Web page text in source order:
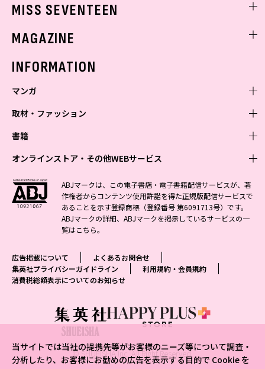
当サイトでは当社の提携先等がお客様のニーズ等について調査・
分析したり、お客様にお勧めの広告を表示する目的で Cookie を
MISS SEVENTEEN
MAGAZINE
INFORMATION
マンガ
少年マンガ
Vジャンプ
最強ジャンプ
少年ジャンプ+
ジャンプTOON
ジャンプルーキー！
S-MANGA
集英社コミック文庫
青年マンガ
ZEBRACK
S-MANGA
集英社ジャンプリミックス
週刊ヤングジャンプ
ヤングジャンプ定期購読デジタル
となりのヤングジャンプ
グランドジャンプ
ウルトラジャンプ
少女マンガ
ZEBRACK
S-MANGA
集英社コミック文庫
マーガレット
別冊マーガレット
リマコミ
マンガMeets
女性マンガ
ジャンプTOON
集英社コミック文庫
マンガMee公式サイト
リマコミ
office YOU
取材・ファッション
ファッション・美容
BAILA
MAQUIA
eclat
T JAPAN
MEN'S NON-NO
集英社オンライン
芸能・情報・スポーツ
週プレNEWS
週プレ グラジャパ!
書籍
文芸・文庫・総合
小説すばる
集英社 文芸ステーション
web 集英社文庫
アジア人物史
学芸・ノンフィクション・新書
1日5分で、明日は変わる よみタイ yomitai
集英社学芸部 - 学芸・ノンフィクション
集英社ビジネス書
集英社新書プラス - 知の水先案内人
kotoba
情報・知識＆オピニオン imidas
ライトノベル・ノベライズ
集英社オレンジ文庫
JUMP j-BOOKS
ダッシュエックス文庫公式サイト
集英社Webマガジン コバルト
集英社の児童図書 S-KIDS.LAND
オンラインストア・その他WEBサービス
オンラインストア
OTO
SHUEISHA MANGA-ART HERITAGE
ジャンプキャラクターズストア
HAPPY PLUS STORE
SHUEISHA VOX
LEEマルシェ
eclat premium
mirabella homme
その他WEBサービス
集英社アドナビ
集英社エディターズ・ラボ
ABJマークは、この電子書店・電子書籍配信サービスが、著
作権者からコンテンツ使用許諾を得た正規版配信サービスで
あることを示す登録商標（登録番号 第6091713号）です。
ABJマークの詳細、ABJマークを掲示しているサービスの一
覧はこちら。
広告掲載について
よくあるお問合せ
集英社プライバシーガイドライン
利用規約・会員規約
消費税総額表示についてのお知らせ
© SHUEISHA Inc. All Right Reserved.